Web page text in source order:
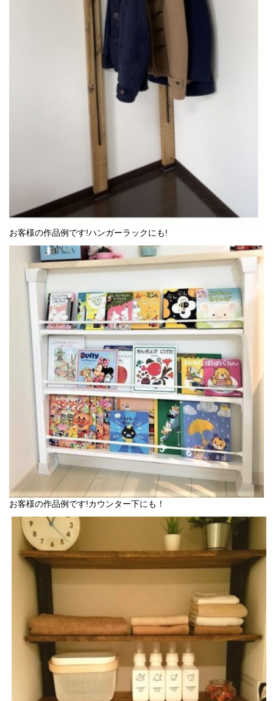
お客様の作品例です!ハンガーラックにも!
お客様の作品例です!カウンター下にも！